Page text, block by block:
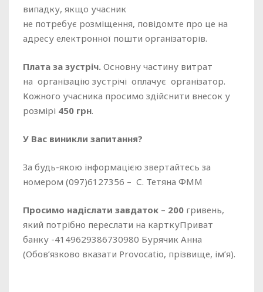
випадку, якщо учасник
не потребує розміщення, повідомте про це на
адресу електронної пошти організаторів.
Плата за зустріч. Основну частину витрат
на організацію зустрічі оплачує організатор.
Кожного учасника просимо здійснити внесок у
розмірі 450 грн.
У Вас виникли запитання?
За будь-якою інформацією звертайтесь за
номером (097)6127356 – С. Тетяна ФММ
Просимо надіслати завдаток – 200 гривень,
який потрібно переслати на карткуПриват
банку -4149629386730980 Бурячик Анна
(Обов’язково вказати Provocatio, прізвище, ім’я).